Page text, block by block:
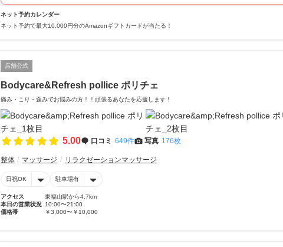
ネット予約カレンダー
ネット予約で最大10,000円分のAmazonギフトカードが当たる！
店舗公式
Bodycare&Refresh pollice ポリチェ
痛み・こり・歪みでお悩みの方！！頑張るあなたを応援します！
5.00 口コミ 649件 写真 176枚
整体 マッサージ リラクゼーションマッサージ
日祝OK 駐車場有
アクセス
東福山駅から4.7km
本日の営業状況 10:00〜21:00
価格帯
￥3,000〜￥10,000